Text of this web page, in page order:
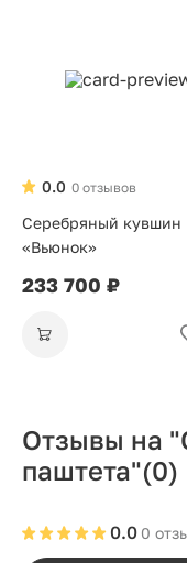
0 отзывов
0.0
Серебряный кувшин
«Вьюнок»
233 700 ₽
Отзывы на
паштета"(0)
0
0.0